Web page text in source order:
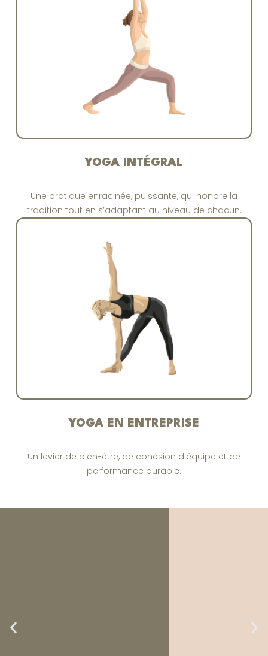
YOGA INTÉGRAL
Une pratique enracinée, puissante, qui honore la
tradition tout en s’adaptant au niveau de chacun.
YOGA EN ENTREPRISE
Un levier de bien-être, de cohésion d'équipe et de
performance durable.